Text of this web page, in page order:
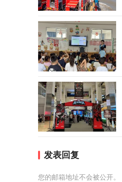
发表回复
您的邮箱地址不会被公开。